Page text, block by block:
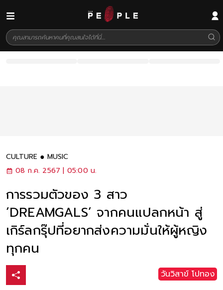
CULTURE
MUSIC
08 ก.ค. 2567 | 05:00 น.
การรวมตัวของ 3 สาว
‘DREAMGALS’ จากคนแปลกหน้า สู่
เกิร์ลกรุ๊ปที่อยากส่งความมั่นให้ผู้หญิง
ทุกคน
วันวิสาข์ โปทอง